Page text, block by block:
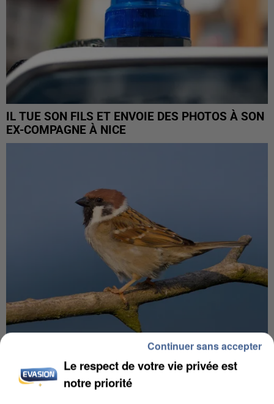
IL TUE SON FILS ET ENVOIE DES PHOTOS À SON
EX-COMPAGNE À NICE
APRÈS TOUTES CES CANICULES, LES REFUGES
DE FAUNE SAUVAGE SONT...
Le respect de votre vie privée est
notre priorité
Continuer sans accepter